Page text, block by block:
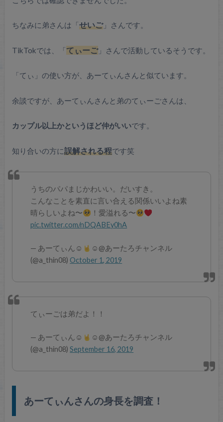
ちなみに弟さんは「せいご」さんです。
TikTokでは、「てぃーご」さんで活動しているそうです。
「てぃ」の使い方が、あーてぃんさんと似ています。
余談ですが、あーてぃんさんと弟のてぃーごさんは、
カップル以上かというほど仲がいいです。
知り合いの方に誤解される程です笑
うちのパパまじかわいい。だいすき。
こんなことを素直に言い合える関係いいよね素
晴らしいよね〜
！愛溢れる〜
pic.twitter.com/nDQABEy0hA
— あーてぃん☺︎︎
☺︎@あーたろチャンネル
(@a_thin08) October 1, 2019
てぃーごは弟だよ！！
— あーてぃん☺︎︎
☺︎@あーたろチャンネル
(@a_thin08)September 16, 2019
あーてぃんさんの身長を調査！